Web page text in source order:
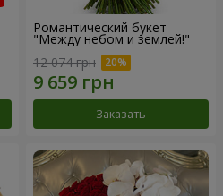
Романтический букет
"Между небом и землей!"
12 074 грн
Заказать